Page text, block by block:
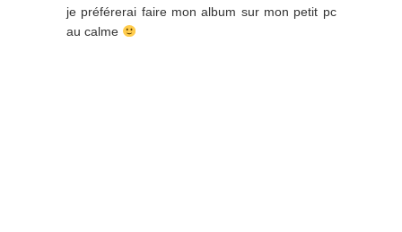
je préférerai faire mon album sur mon petit pc
au calme